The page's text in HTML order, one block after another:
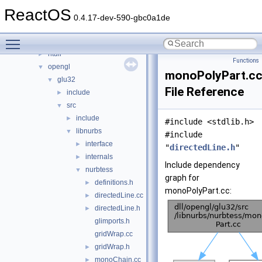
ReactOS 0.4.17-dev-590-gbc0a1de
► keyboard
► ntdll
▼ opengl
▼ glu32
► include
▼ src
► include
▼ libnurbs
► interface
► internals
▼ nurbtess
► definitions.h
► directedLine.cc
►
directedLine.h
glimports.h
gridWrap.cc
► gridWrap.h
► monoChain.cc
Functions
monoPolyPart.cc
File Reference
#include <stdlib.h>
#include
"directedLine.h"
Include dependency
graph for
monoPolyPart.cc: